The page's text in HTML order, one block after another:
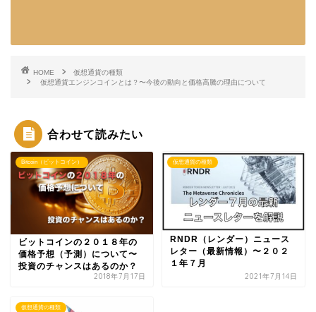
HOME
仮想通貨の種類
仮想通貨エンジンコインとは？〜今後の動向と価格高騰の理由について
合わせて読みたい
Bitcoin（ビットコイン）
ビットコインの２０１８年の
価格予想（予測）について〜
投資のチャンスはあるのか？
2018年7月17日
仮想通貨の種類
RNDR（レンダー）ニュース
レター（最新情報）〜２０２
１年７月
2021年7月14日
仮想通貨の種類